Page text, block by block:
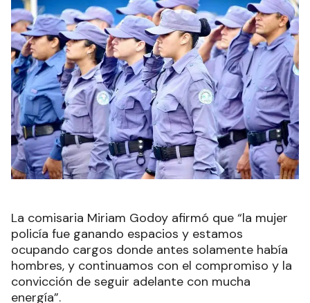
La comisaria Miriam Godoy afirmó que “la mujer
policía fue ganando espacios y estamos
ocupando cargos donde antes solamente había
hombres, y continuamos con el compromiso y la
convicción de seguir adelante con mucha
energía”.